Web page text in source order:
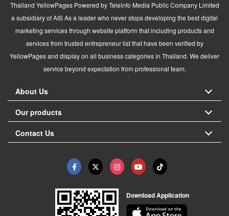
Thailand YellowPages Powered by Teleinfo Media Public Company Limited
a subsidiary of AIS As a leader who never stops developing the best digital
marketing services through website platform that including products and
services from trusted entrepreneur list that have been verified by
YellowPages and display on all business categories in Thailand. We deliver
service beyond expectation from professional team.
About Us
Our products
Contact Us
Download Application